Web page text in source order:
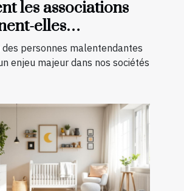
les associations
elles
des
?
des personnes malentendantes
enjeu majeur dans nos sociétés